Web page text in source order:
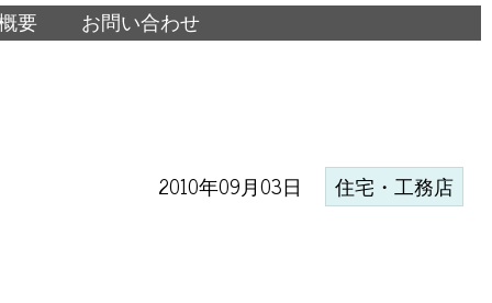
要 お問い合わせ
2010年09月03日 住宅・工務店